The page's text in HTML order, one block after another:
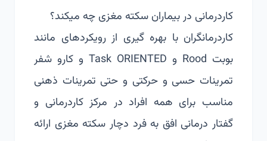
کاردرمانی در بیماران سکته مغزی چه میکند؟
کاردرمانگران با بهره گیری از رویکردهای مانند
بوبت Rood و Task ORIENTED و کارو شفر
تمرینات حسی و حرکتی و حتی تمرینات ذهنی
مناسب برای همه افراد در مرکز کاردرمانی و
گفتار درمانی افق به فرد دچار سکته مغزی ارائه